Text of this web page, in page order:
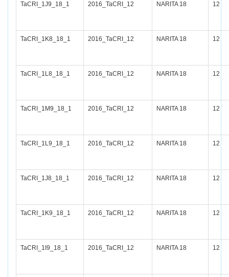
TaCRI_1J9_18_1 2016_TaCRI_12 NARITA 18 12
TaCRI_1K8_18_1 2016_TaCRI_12 NARITA 18 12
TaCRI_1L8_18_1 2016_TaCRI_12 NARITA 18 12
TaCRI_1M9_18_1 2016_TaCRI_12 NARITA 18 12
TaCRI_1L9_18_1 2016_TaCRI_12 NARITA 18 12
TaCRI_1J8_18_1 2016_TaCRI_12 NARITA 18 12
TaCRI_1K9_18_1 2016_TaCRI_12 NARITA 18 12
TaCRI_1I9_18_1 2016_TaCRI_12 NARITA 18 12